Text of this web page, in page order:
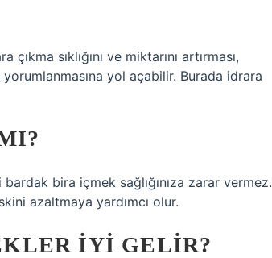
sıklığını ve miktarını artırması,
yorumlanmasına yol açabilir. Burada idrara
bira içmek sağlığınıza zarar vermez.
azaltmaya yardımcı olur.
IYI GELIR?